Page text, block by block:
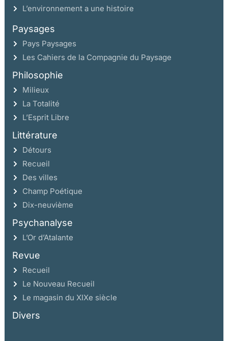
L’environnement a une histoire
Paysages
Pays Paysages
Les Cahiers de la Compagnie du Paysage
Philosophie
Milieux
La Totalité
L’Esprit Libre
Littérature
Détours
Recueil
Des villes
Champ Poétique
Dix-neuvième
Psychanalyse
L’Or d’Atalante
Revue
Recueil
Le Nouveau Recueil
Le magasin du XIXe siècle
Divers